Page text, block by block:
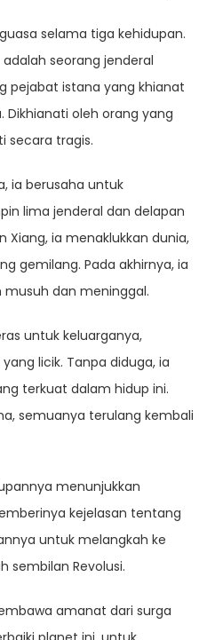
selama tiga kehidupan.
seorang jenderal
pejabat istana yang khianat
oleh orang yang
secara tragis.
ia berusaha untuk
lima jenderal dan delapan
Xiang, ia menaklukkan dunia,
gemilang. Pada akhirnya, ia
musuh dan meninggal.
untuk keluarganya,
licik. Tanpa diduga, ia
terkuat dalam hidup ini.
semuanya terulang kembali
menunjukkan
kejelasan tentang
untuk melangkah ke
sembilan Revolusi.
amanat dari surga